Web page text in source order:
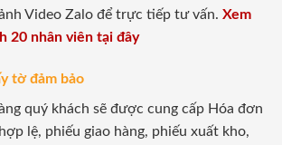
Video Zalo để trực tiếp tư vấn. Xem
20 nhân viên tại đây
tờ đảm bảo
quý khách sẽ được cung cấp Hóa đơn
lệ, phiếu giao hàng, phiếu xuất kho,